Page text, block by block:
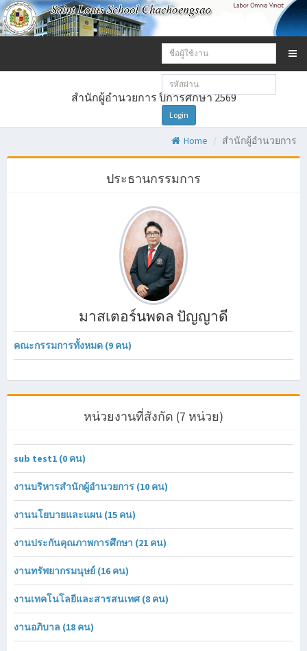
Email
address:
Password:
Login
สำนักผู้อำนวยการ ปีการศึกษา 2569
Home สำนักผู้อำนวยการ
ประธานกรรมการ
มาสเตอร์นพดล ปัญญาดี
คณะกรรมการทั้งหมด (9 คน)
หน่วยงานที่สังกัด (7 หน่วย)
sub test1 (0 คน)
งานบริหารสำนักผู้อำนวยการ (10 คน)
งานนโยบายและแผน (15 คน)
งานประกันคุณภาพการศึกษา (21 คน)
งานทรัพยากรมนุษย์ (16 คน)
งานเทคโนโลยีและสารสนเทศ (8 คน)
งานอภิบาล (18 คน)